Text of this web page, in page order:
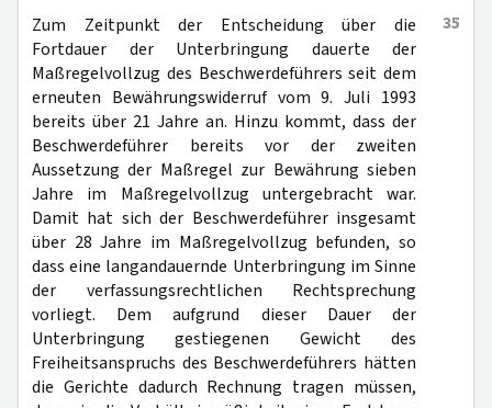
35
Zum Zeitpunkt der Entscheidung über die
Fortdauer der Unterbringung dauerte der
Maßregelvollzug des Beschwerdeführers seit dem
erneuten Bewährungswiderruf vom 9. Juli 1993
bereits über 21 Jahre an. Hinzu kommt, dass der
Beschwerdeführer bereits vor der zweiten
Aussetzung der Maßregel zur Bewährung sieben
Jahre im Maßregelvollzug untergebracht war.
Damit hat sich der Beschwerdeführer insgesamt
über 28 Jahre im Maßregelvollzug befunden, so
dass eine langandauernde Unterbringung im Sinne
der verfassungsrechtlichen Rechtsprechung
vorliegt. Dem aufgrund dieser Dauer der
Unterbringung gestiegenen Gewicht des
Freiheitsanspruchs des Beschwerdeführers hätten
die Gerichte dadurch Rechnung tragen müssen,